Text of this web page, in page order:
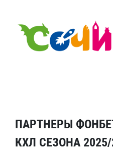
ПАРТНЕРЫ
КХЛ СЕЗОНА 2025/